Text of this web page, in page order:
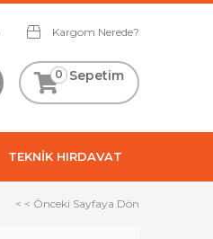
Kargom Nerede?
Sepetim
0
TEKNİK HIRDAVAT
< < Önceki Sayfaya Dön